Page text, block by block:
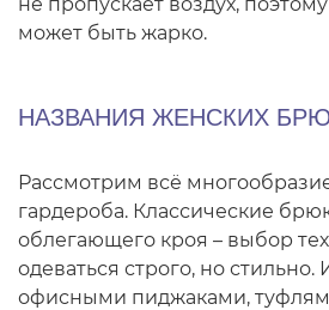
может быть жарко.
НАЗВАНИЯ ЖЕНСКИХ
Рассмотрим всё
гардероба. Классические
облегающего кроя – выбор
одеваться строго, но
офисными пиджаками,